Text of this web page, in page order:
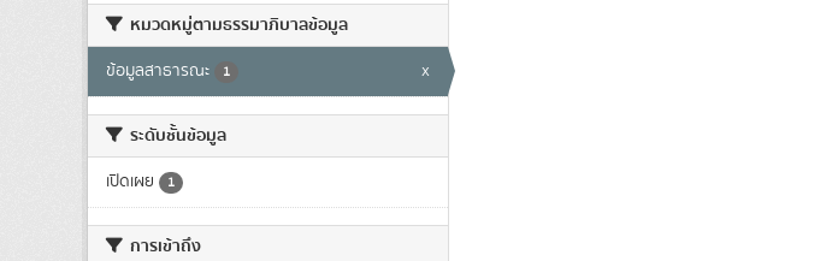
หมวดหมู่ตามธรรมาภิบาลข้อมูล
ข้อมูลสาธารณะ 1 x
ระดับชั้นข้อมูล
เปิดเผย 1
การเข้าถึง